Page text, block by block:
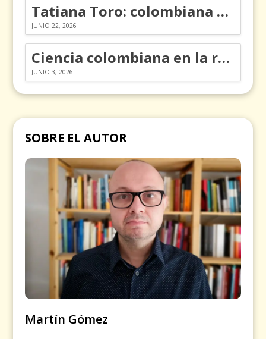
Tatiana Toro: colombiana que cambió la historia de las matemáticas
JUNIO 22, 2026
Ciencia colombiana en la revolución de los órganos en chips
JUNIO 3, 2026
SOBRE EL AUTOR
Martín Gómez